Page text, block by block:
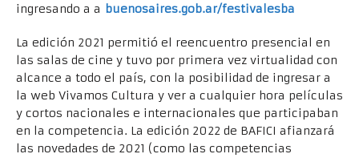
ingresando a a buenosaires.gob.ar/festivalesba
La edición 2021 permitió el reencuentro presencial en
las salas de cine y tuvo por primera vez virtualidad con
alcance a todo el país, con la posibilidad de ingresar a
la web Vivamos Cultura y ver a cualquier hora películas
y cortos nacionales e internacionales que participaban
en la competencia. La edición 2022 de BAFICI afianzará
las novedades de 2021 (como las competencias